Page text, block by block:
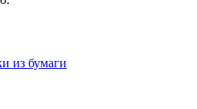
из бумаги